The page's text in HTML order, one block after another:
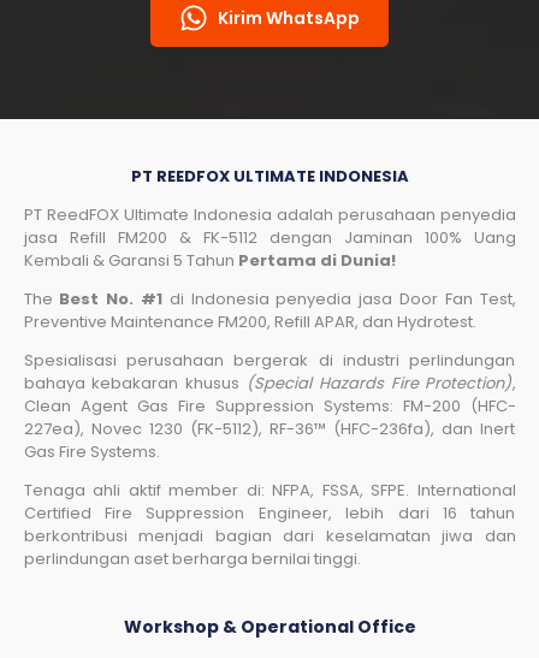
Kirim WhatsApp
PT REEDFOX ULTIMATE INDONESIA
PT ReedFOX Ultimate Indonesia adalah perusahaan penyedia
jasa Refill FM200 & FK-5112 dengan Jaminan 100% Uang
Kembali & Garansi 5 Tahun Pertama di Dunia!
The Best No. #1di Indonesia penyedia jasa Door Fan Test,
Preventive Maintenance FM200, Refill APAR, dan Hydrotest.
Spesialisasi perusahaan bergerak di industri perlindungan
bahaya kebakaran khusus (Special Hazards Fire Protection),
Clean Agent Gas Fire Suppression Systems: FM-200 (HFC-
227ea), Novec 1230 (FK-5112), RF-36™ (HFC-236fa), dan Inert
Gas Fire Systems.
Tenaga ahli aktif member di: NFPA, FSSA, SFPE. International
Certified Fire Suppression Engineer, lebih dari 16 tahun
berkontribusi menjadi bagian dari keselamatan jiwa dan
perlindungan aset berharga bernilai tinggi.
Workshop & Operational Office